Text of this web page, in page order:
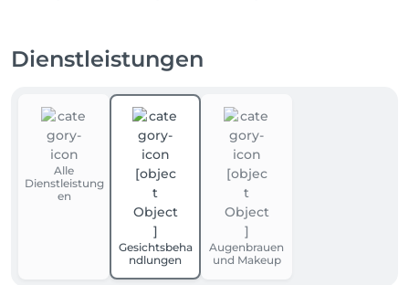
Dienstleistungen
Alle
Dienstleistung
en
Gesichtsbeha
ndlungen
Augenbrauen
und Makeup